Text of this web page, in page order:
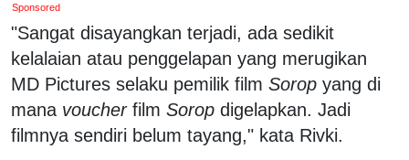
Sponsored
"Sangat disayangkan terjadi, ada sedikit
kelalaian atau penggelapan yang merugikan
MD Pictures selaku pemilik film Sorop yang di
mana voucherfilm Sorop digelapkan. Jadi
filmnya sendiri belum tayang," kata Rivki.